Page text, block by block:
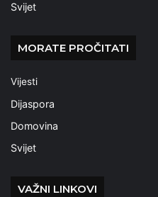
Svijet
MORATE PROČITATI
Vijesti
Dijaspora
Domovina
Svijet
VAŽNI LINKOVI